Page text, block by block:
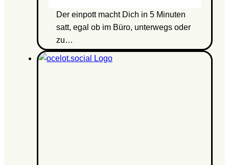
Der einpott macht Dich in 5 Minuten
satt, egal ob im Büro, unterwegs oder
zu…